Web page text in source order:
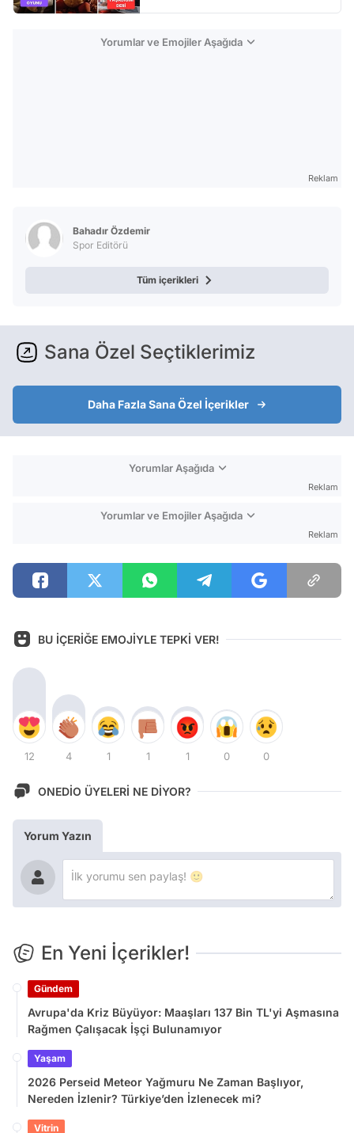
Yorumlar ve Emojiler Aşağıda
Reklam
Bahadır Özdemir
Spor Editörü
Tüm içerikleri
Sana Özel Seçtiklerimiz
Daha Fazla Sana Özel İçerikler
Yorumlar Aşağıda
Reklam
Yorumlar ve Emojiler Aşağıda
Reklam
BU İÇERİĞE EMOJİYLE TEPKİ VER!
12 4 1 1 1 0 0
ONEDİO ÜYELERİ NE DİYOR?
Yorum Yazın
En Yeni İçerikler!
Gündem
Avrupa'da Kriz Büyüyor: Maaşları 137 Bin TL'yi Aşmasına
Rağmen Çalışacak İşçi Bulunamıyor
Yaşam
2026 Perseid Meteor Yağmuru Ne Zaman Başlıyor,
Nereden İzlenir? Türkiye’den İzlenecek mi?
Vitrin